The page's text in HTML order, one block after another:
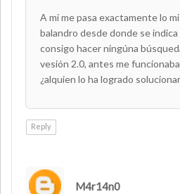
A mi me pasa exactamente lo
balandro desde donde se
consigo hacer ningúna
vesión 2.0, antes me
¿alquien lo ha logrado
Reply
M4r14n0